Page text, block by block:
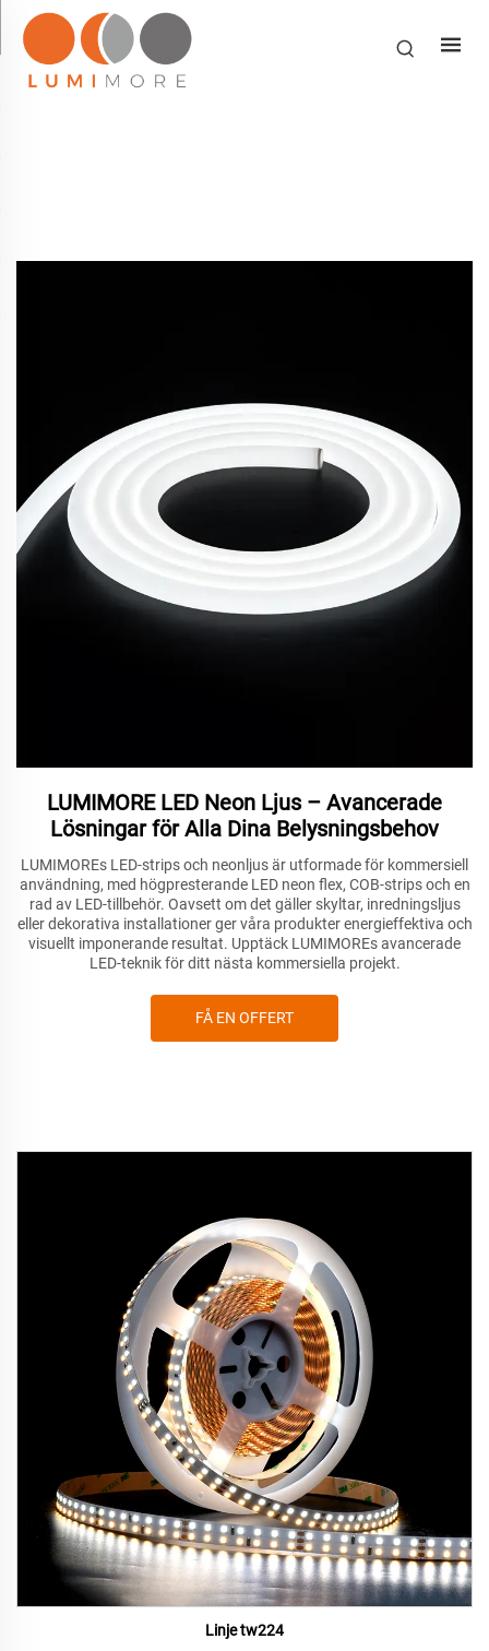
LUMIMORE LED Neon Ljus – Avancerade
Lösningar för Alla Dina Belysningsbehov
LUMIMOREs LED-strips och neonljus är utformade för kommersiell
användning, med högpresterande LED neon flex, COB-strips och en
rad av LED-tillbehör. Oavsett om det gäller skyltar, inredningsljus
eller dekorativa installationer ger våra produkter energieffektiva och
visuellt imponerande resultat. Upptäck LUMIMOREs avancerade
LED-teknik för ditt nästa kommersiella projekt.
FÅ EN OFFERT
Linje tw224